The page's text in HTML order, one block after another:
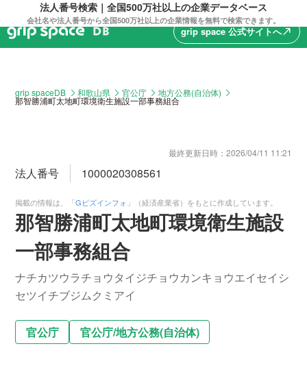
法人番号検索｜全国500万社以上の企業データベース
会社名や法人番号から全国500万社以上の企業情報を無料で検索できます。
grip space 公式サイトへnorth_east
grip spaceDB 和歌山県 官公庁 地方公務(自治体)
那智勝浦町太地町環境衛生施設一部事務組合
最終更新日時： 2026/04/11 11:21
法人番号 1000020308561
掲載の情報は、「Gビズインフォ 」（経済産業省）をもとに作成しています。
那智勝浦町太地町環境衛生施設
一部事務組合
ナチカツウラチョウタイジチョウカンキョウエイセイシ
セツイチブジムクミアイ
官公庁 官公庁/地方公務(自治体)